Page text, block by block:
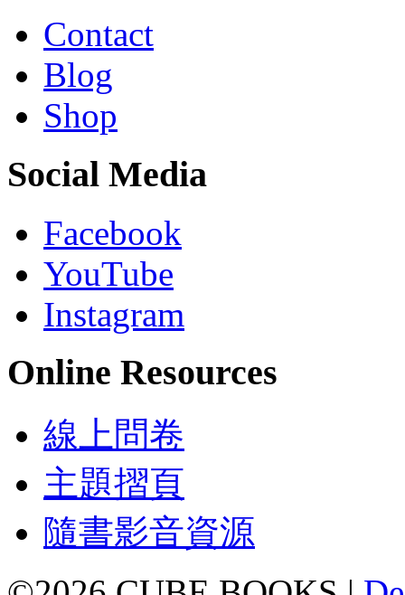
Contact
Blog
Shop
Social Media
Facebook
YouTube
Instagram
Online Resources
線上問卷
主題摺頁
隨書影音資源